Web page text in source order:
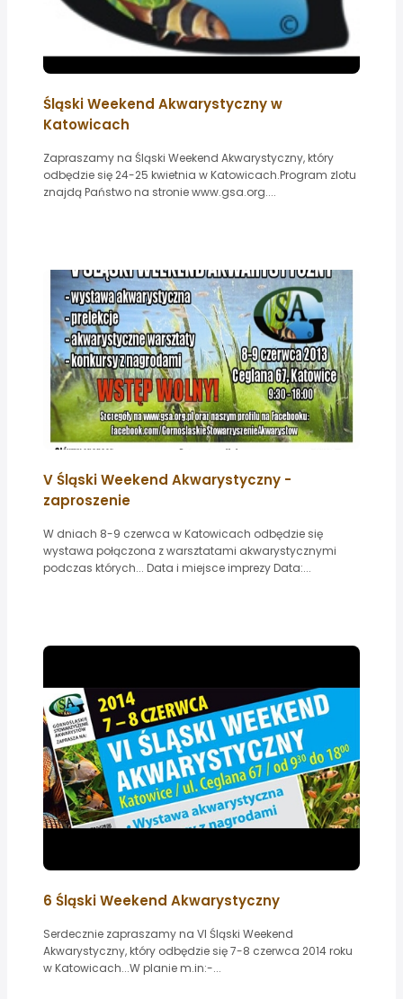
Śląski Weekend Akwarystyczny w
Katowicach
Zapraszamy na Śląski Weekend Akwarystyczny, który
odbędzie się 24-25 kwietnia w Katowicach.Program zlotu
znajdą Państwo na stronie www.gsa.org....
V Śląski Weekend Akwarystyczny -
zaproszenie
W dniach 8-9 czerwca w Katowicach odbędzie się
wystawa połączona z warsztatami akwarystycznymi
podczas których... Data i miejsce imprezy Data:...
6 Śląski Weekend Akwarystyczny
Serdecznie zapraszamy na VI Śląski Weekend
Akwarystyczny, który odbędzie się 7-8 czerwca 2014 roku
w Katowicach...W planie m.in:-...